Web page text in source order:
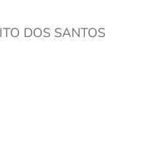
DOS SANTOS